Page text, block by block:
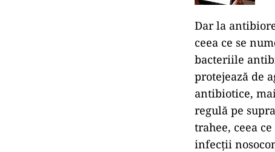
Dar la
ceea ce se
bacteriile
protejează de
antibiotice,
regulă pe
trahee, ceea
infecții